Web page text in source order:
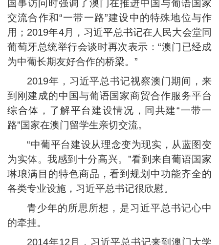
国事访问时强调了澳门在推进中国与葡语国家
交流合作和“一带一路”建设中的特殊地位与作
用；2019年4月，习近平总书记在人民大会堂同
葡萄牙总统举行会谈时再次表示：“澳门已经成
为中葡长期友好合作的桥梁。”
2019年，习近平总书记视察澳门期间，来
到刚建成的中国与葡语国家商贸合作服务平台
综合体，了解平台建设情况，同共建“一带一
路”国家在澳门留学生亲切交流。
“中葡平台建设从理念变为现实，从蓝图变
为实体。我感到十分高兴。”看到来自葡语国家
琳琅满目的特色商品，看到规划中功能齐全的
各类专业设施，习近平总书记很欣慰。
青少年的所思所想，是习近平总书记心中
的牵挂。
2014年12月，习近平总书记来到澳门大学